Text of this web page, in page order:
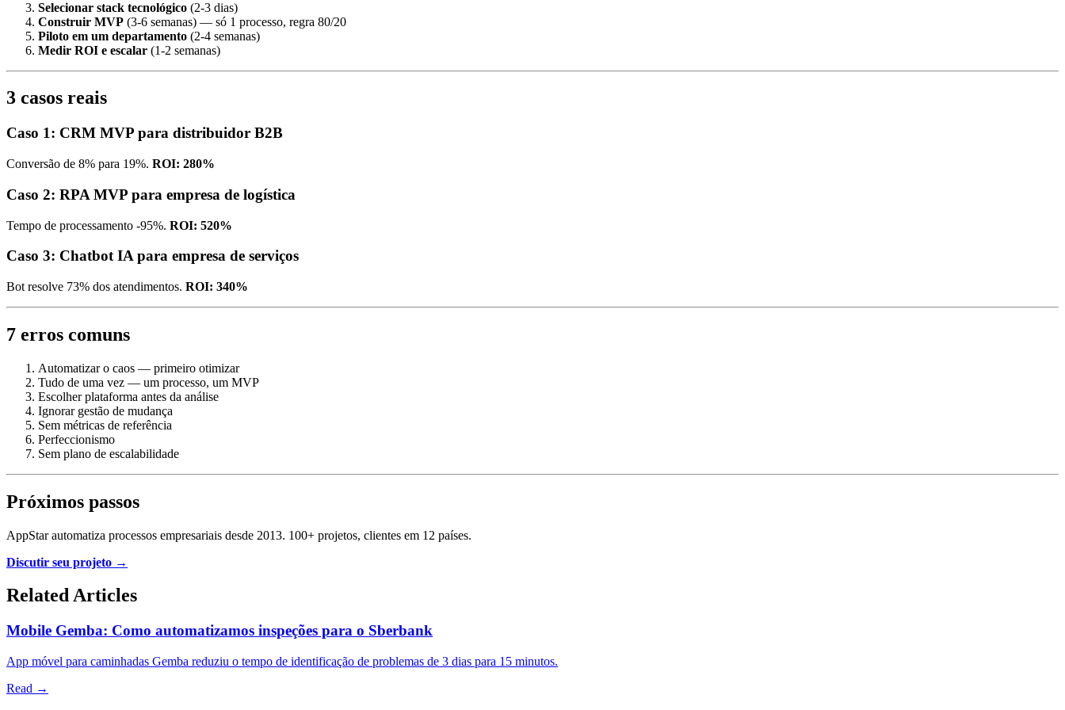
Selecionar stack tecnológico (2-3 dias)
Construir MVP (3-6 semanas) — só 1 processo, regra 80/20
Piloto em um departamento (2-4 semanas)
Medir ROI e escalar (1-2 semanas)
3 casos reais
Caso 1: CRM MVP para distribuidor B2B
Conversão de 8% para 19%. ROI: 280%
Caso 2: RPA MVP para empresa de logística
Tempo de processamento -95%. ROI: 520%
Caso 3: Chatbot IA para empresa de serviços
Bot resolve 73% dos atendimentos. ROI: 340%
7 erros comuns
Automatizar o caos — primeiro otimizar
Tudo de uma vez — um processo, um MVP
Escolher plataforma antes da análise
Ignorar gestão de mudança
Sem métricas de referência
Perfeccionismo
Sem plano de escalabilidade
Próximos passos
AppStar automatiza processos empresariais desde 2013. 100+ projetos, clientes em 12 países.
Discutir seu projeto →
Related Articles
Mobile Gemba: Como automatizamos inspeções para o Sberbank
App móvel para caminhadas Gemba reduziu o tempo de identificação de problemas de 3 dias para 15 minutos.
Read →